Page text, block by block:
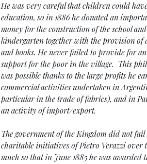
He was very careful that children could
education, so in 1886 he donated an
money for the construction of the school
kindergarten together with the provision of
and books. He never failed to provide for
support for the poor in the village. This
was possible thanks to the large profits he
commercial activities undertaken in
particular in the trade of fabrics), and in
an activity of import/export.
The government of the Kingdom did not fail
charitable initiatives of Pietro Verazzi over
much so that in June 1885 he was awarded